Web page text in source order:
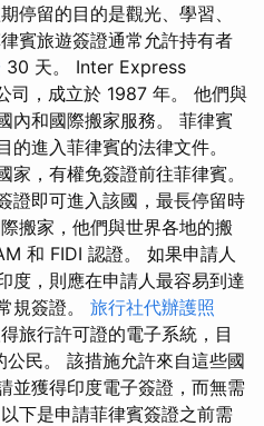
停留的目的是觀光、學習、
賓旅遊簽證通常允許持有者
30 天。 Inter Express
司，成立於 1987 年。 他們與
內和國際搬家服務。 菲律賓
進入菲律賓的法律文件。
，有權免簽證前往菲律賓。
證即可進入該國，最長停留時
搬家，他們與世界各地的搬
和 FIDI 認證。 如果申請人
度，則應在申請人最容易到達
規簽證。 旅行社代辦護照
旅行許可證的電子系統，目
民。 該措施允許來自這些國
並獲得印度電子簽證，而無需
下是申請菲律賓簽證之前需